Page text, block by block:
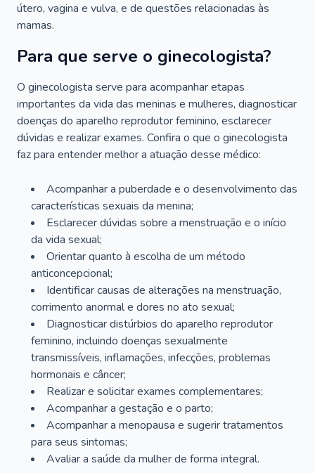
útero, vagina e vulva, e de questões relacionadas às
mamas.
Para que serve o ginecologista?
O ginecologista serve para acompanhar etapas
importantes da vida das meninas e mulheres, diagnosticar
doenças do aparelho reprodutor feminino, esclarecer
dúvidas e realizar exames. Confira o que o ginecologista
faz para entender melhor a atuação desse médico:
Acompanhar a puberdade e o desenvolvimento das
características sexuais da menina;
Esclarecer dúvidas sobre a menstruação e o início
da vida sexual;
Orientar quanto à escolha de um método
anticoncepcional;
Identificar causas de alterações na menstruação,
corrimento anormal e dores no ato sexual;
Diagnosticar distúrbios do aparelho reprodutor
feminino, incluindo doenças sexualmente
transmissíveis, inflamações, infecções, problemas
hormonais e câncer;
Realizar e solicitar exames complementares;
Acompanhar a gestação e o parto;
Acompanhar a menopausa e sugerir tratamentos
para seus sintomas;
Avaliar a saúde da mulher de forma integral.